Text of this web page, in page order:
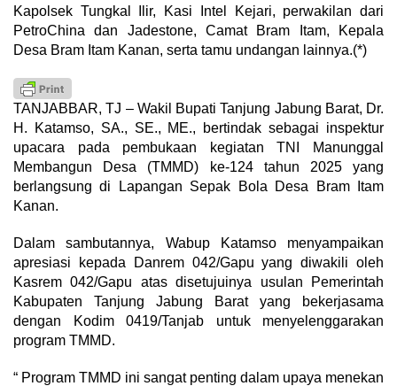
Kapolsek Tungkal Ilir, Kasi Intel Kejari, perwakilan dari
PetroChina dan Jadestone, Camat Bram Itam, Kepala
Desa Bram Itam Kanan, serta tamu undangan lainnya.(*)
TANJABBAR, TJ – Wakil Bupati Tanjung Jabung Barat, Dr.
H. Katamso, SA., SE., ME., bertindak sebagai inspektur
upacara pada pembukaan kegiatan TNI Manunggal
Membangun Desa (TMMD) ke-124 tahun 2025 yang
berlangsung di Lapangan Sepak Bola Desa Bram Itam
Kanan.
Dalam sambutannya, Wabup Katamso menyampaikan
apresiasi kepada Danrem 042/Gapu yang diwakili oleh
Kasrem 042/Gapu atas disetujuinya usulan Pemerintah
Kabupaten Tanjung Jabung Barat yang bekerjasama
dengan Kodim 0419/Tanjab untuk menyelenggarakan
program TMMD.
“ Program TMMD ini sangat penting dalam upaya menekan